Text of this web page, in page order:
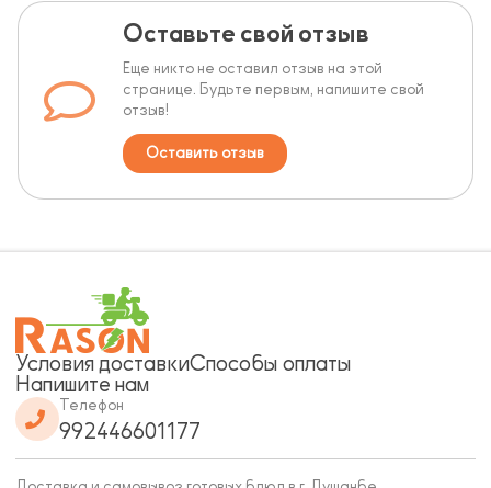
Оставьте свой отзыв
Еще никто не оставил отзыв на этой
странице. Будьте первым, напишите свой
отзыв!
Оставить отзыв
Условия доставкиСпособы оплаты
Напишите нам
Телефон
992446601177